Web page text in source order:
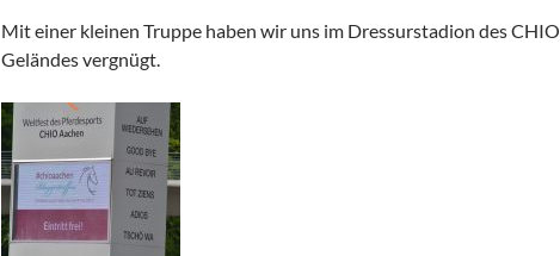
Mit einer kleinen Truppe haben wir uns im Dressurstadion des CHIO
Geländes vergnügt.